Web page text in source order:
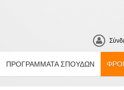
ΠΡΟΓΡΑΜΜΑΤΑ ΣΠΟΥΔΩΝ